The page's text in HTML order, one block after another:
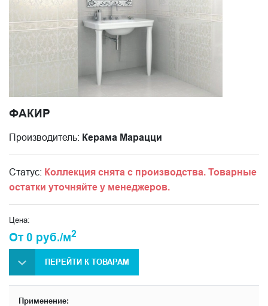
ФАКИР
Производитель: Керама Марацци
Статус: Коллекция снята с производства. Товарные
остатки уточняйте у менеджеров.
Цена:
От 0 руб./м2
ПЕРЕЙТИ К ТОВАРАМ
Применение: